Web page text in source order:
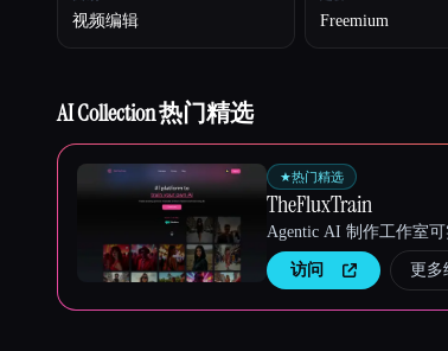
视频编辑 Freemium
AI Collection 热门精选
★热门精选
TheFluxTrain
Agentic AI 制作工作室
访问 更多